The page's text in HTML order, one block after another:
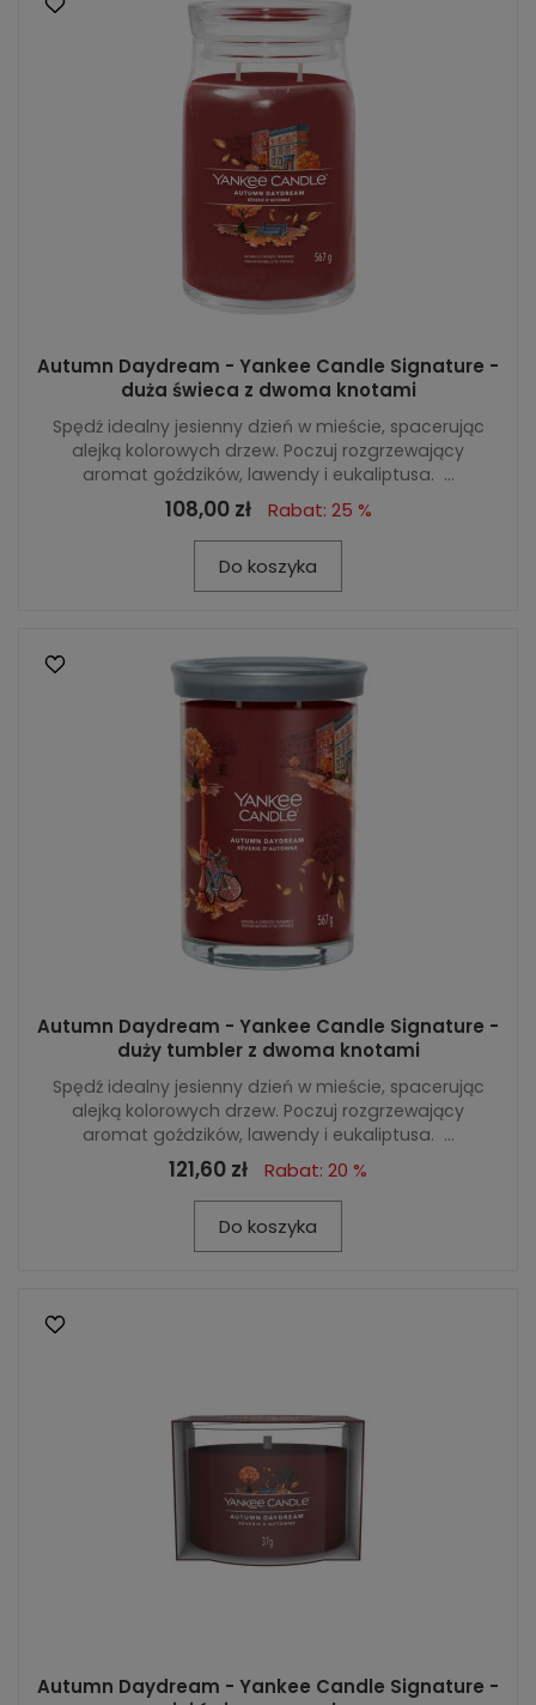
Autumn Daydream - Yankee Candle Signature -
duża świeca z dwoma knotami
Spędź idealny jesienny dzień w mieście, spacerując
alejką kolorowych drzew. Poczuj rozgrzewający
aromat goździków, lawendy i eukaliptusa. ...
108,00 zł Rabat: 25 %
Do koszyka
Autumn Daydream - Yankee Candle Signature -
duży tumbler z dwoma knotami
Spędź idealny jesienny dzień w mieście, spacerując
alejką kolorowych drzew. Poczuj rozgrzewający
aromat goździków, lawendy i eukaliptusa. ...
121,60 zł Rabat: 20 %
Do koszyka
Autumn Daydream - Yankee Candle Signature -